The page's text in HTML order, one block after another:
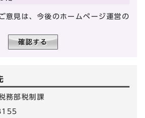
意見は、今後のホームページ運営の
務部税制課